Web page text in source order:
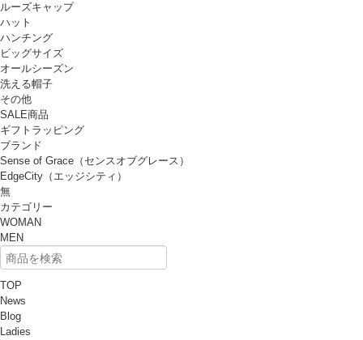
ルーズキャップ
ハット
ハンチング
ビッグサイズ
オールシーズン
洗える帽子
その他
SALE商品
ギフトラッピング
ブランド
Sense of Grace（センスオブグレース）
EdgeCity（エッジシティ）
無
カテゴリー
WOMAN
MEN
TOP
News
Blog
Ladies